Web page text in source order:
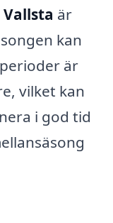
är
kan
är
vilket kan
i god tid